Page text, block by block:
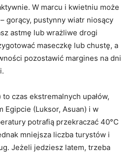
W marcu i kwietniu może
– gorący, pustynny wiatr niosący
astmę lub wrażliwe drogi
maseczkę lub chustę, a
pozostawić margines na dni
to czas ekstremalnych upałów,
Egipcie (Luksor, Asuan) i w
potrafią przekraczać 40°C
mniejsza liczba turystów i
Jeżeli jedziesz latem, trzeba